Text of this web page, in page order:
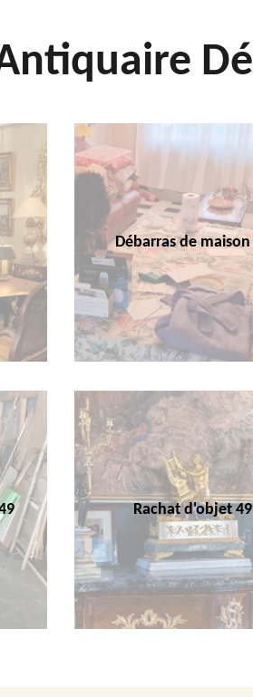
Débarras de maison
Rachat d'objet 49